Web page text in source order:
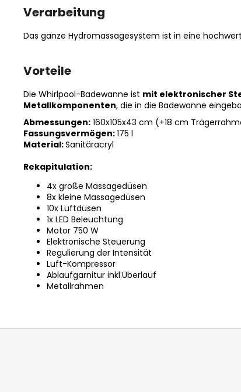
Verarbeitung
Das ganze Hydromassagesystem ist in eine
Vorteile
Die Whirlpool-Badewanne ist mit elektronischer
Metallkomponenten, die in die Badewanne
Abmessungen: 160x105x43 cm (+18 cm
Fassungsvermögen:175 l
Material:Sanitäracryl
Rekapitulation:
4x große Massagedüsen
8x kleine Massagedüsen
10x Luftdüsen
1x LED Beleuchtung
Motor 750 W
Elektronische Steuerung
Regulierung der Intensität
Luft-Kompressor
Ablaufgarnitur inkl.Überlauf
Metallrahmen